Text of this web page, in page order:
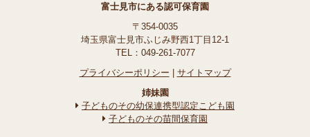
富士見市にある認可保育園
〒354-0035
埼玉県富士見市ふじみ野西1丁目12-1
TEL：049-261-7077
プライバシーポリシー | サイトマップ
姉妹園
子どものその幼保連携型認定こども園
子どものその苗間保育園